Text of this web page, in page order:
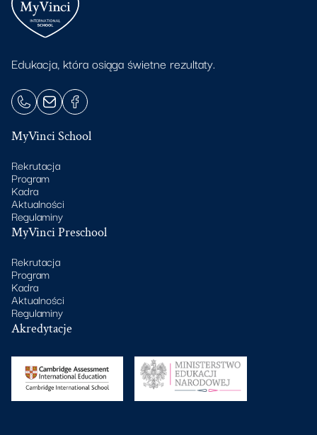
Edukacja, która osiąga świetne rezultaty.
MyVinci School
Rekrutacja
Program
Kadra
Aktualności
Regulaminy
MyVinci Preschool
Rekrutacja
Program
Kadra
Aktualności
Regulaminy
Akredytacje